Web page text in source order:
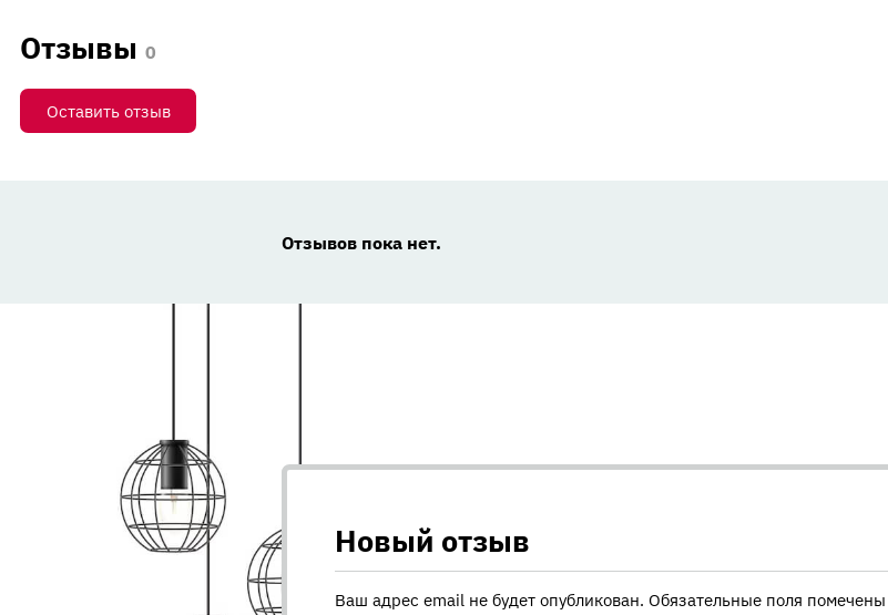
Отзывы 0
Оставить отзыв
Отзывов пока нет.
Новый отзыв
Ваш адрес email не будет опубликован. Обязательные поля